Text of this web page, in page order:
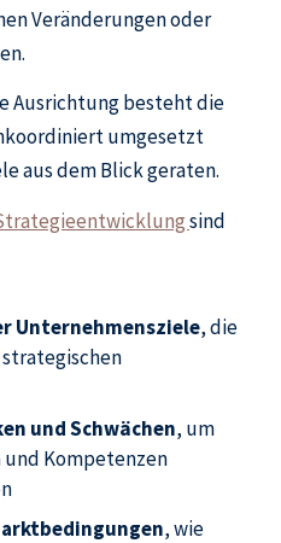
Veränderungen oder
Ausrichtung besteht die
umgesetzt
aus dem Blick geraten.
sind
Unternehmensziele, die
und Schwächen, um
und Kompetenzen
, wie